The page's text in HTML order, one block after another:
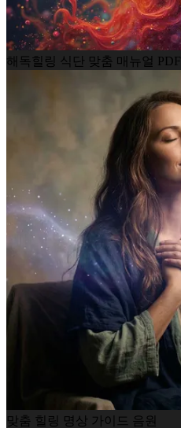
해독힐링 식단 맞춤 매뉴얼 PDF
맞춤 힐링 명상 가이드 음원